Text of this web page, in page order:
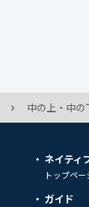
中の上・中の
ネイティ
トップペー
ガイド